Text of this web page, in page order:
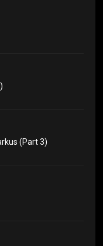
(Part 3)